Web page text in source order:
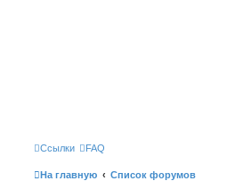
Ссылки FAQ
На главную Список форумов